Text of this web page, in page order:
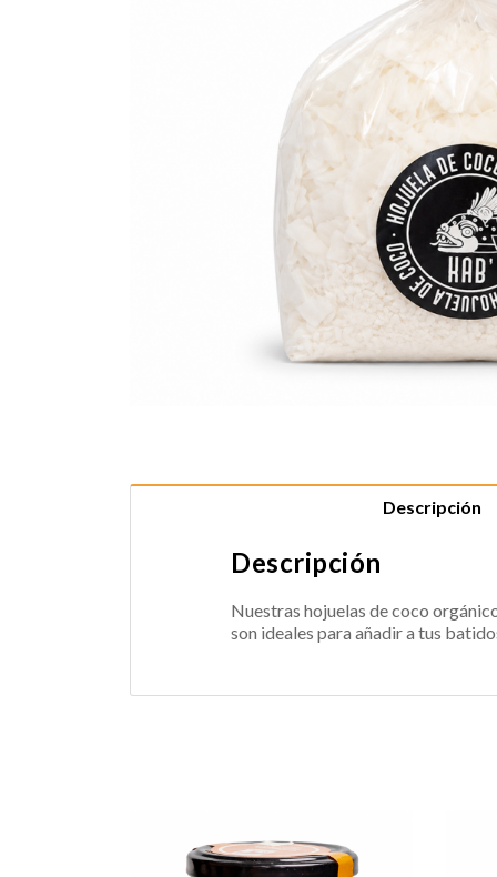
Descripción
Descripción
Nuestras hojuelas de coco
son ideales para añadir a tus